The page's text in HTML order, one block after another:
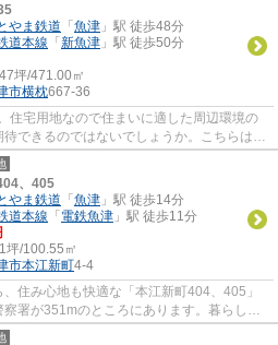
やま鉄道 「 魚津 」駅 徒歩48分
道本線 「 新魚津 」駅 徒歩50分
坪/471.00㎡
市横枕667-36
住宅用地なので住まいに適した周辺環境の
できるのではないでしょうか。こちらは購
えることがで...
、405
やま鉄道 「 魚津 」駅 徒歩14分
道本線 「 電鉄魚津 」駅 徒歩11分
坪/100.55㎡
市本江新町4-4
住み心地も快適な「本江新町404、405」
署が351mのところにあります。暮らしに
江店(スーパー)が...